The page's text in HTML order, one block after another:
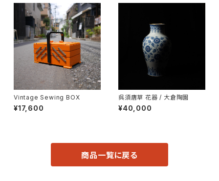
Vintage Sewing BOX
¥17,600
呉須唐草 花器 / 大倉陶園
¥40,000
商品一覧に戻る